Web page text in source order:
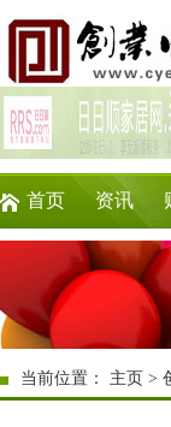
首页 资讯
游戏 美
当前位置： 主页 >